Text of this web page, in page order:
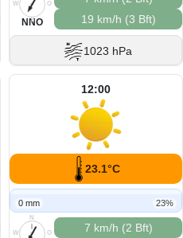
O
S
W
NNO
19 km/h (3 Bft)
1023 hPa
12:00
23.1°C
0 mm 23%
N
O
W
7 km/h (2 Bft)